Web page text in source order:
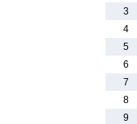
3
4
5
6
7
8
9